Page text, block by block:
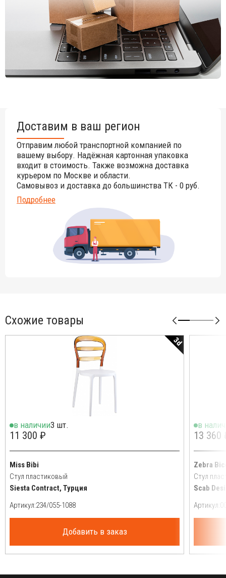
Доставим в ваш регион
Отправим любой транспортной компанией по
вашему выбору. Надёжная картонная упаковка
входит в стоимость. Также возможна доставка
курьером по Москве и области.
Самовывоз и доставка до большинства ТК - 0 руб.
Подробнее
Схожие товары
3d
в наличии3 шт.
11 300 ₽
Miss Bibi
Стул пластиковый
Siesta Contract, Турция
Артикул:
Добавить в заказ
в
13 360
Zebra
Стул
Scab
Артикул: